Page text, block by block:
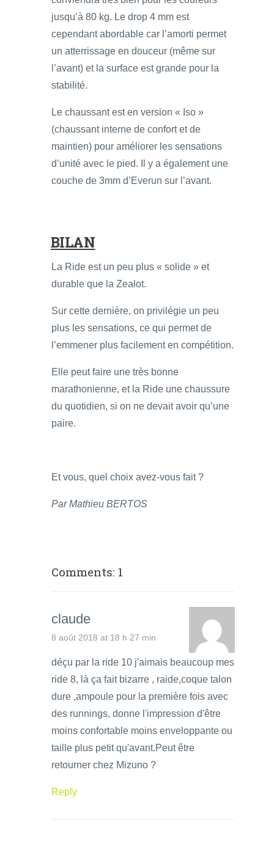
jusqu’à 80 kg. Le drop 4 mm est
cependant abordable car l’amorti permet
un atterrissage en douceur (même sur
l’avant) et la surface est grande pour la
stabilité.
Le chaussant est en version « Iso »
(chaussant interne de confort et de
maintien) pour améliorer les sensations
d’unité avec le pied. Il y a également une
couche de 3mm d’Everun sur l’avant.
BILAN
La Ride est un peu plus « solide » et
durable que la Zealot.
Sur cette dernière, on privilégie un peu
plus les sensations, ce qui permet de
l’emmener plus facilement en compétition.
Elle peut faire une très bonne
marathonienne, et la Ride une chaussure
du quotidien, si on ne devait avoir qu’une
paire.
Et vous, quel choix avez-vous fait ?
Par Mathieu BERTOS
Comments: 1
claude
8 août 2018 at 18 h 27 min
déçu par la ride 10 j'aimais beaucoup mes
ride 8, là ça fait bizarre , raide,coque talon
dure ,ampoule pour la première fois avec
des runnings, donne l'impression d'être
moins confortable moins enveloppante ou
taille plus petit qu'avant.Peut être
retourner chez Mizuno ?
Reply